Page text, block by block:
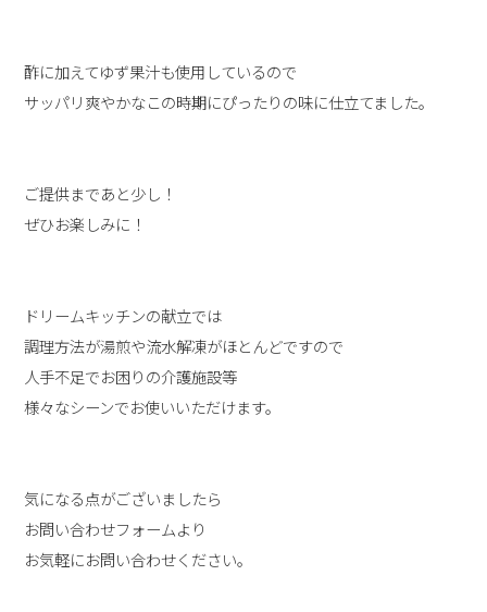
酢に加えてゆず果汁も使用しているので
サッパリ爽やかなこの時期にぴったりの味に仕立てました。
ご提供まであと少し！
ぜひお楽しみに！
ドリームキッチンの献立では
調理方法が湯煎や流水解凍がほとんどですので
人手不足でお困りの介護施設等
様々なシーンでお使いいただけます。
気になる点がございましたら
お問い合わせフォームより
お気軽にお問い合わせください。